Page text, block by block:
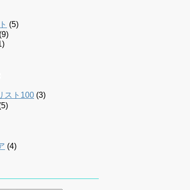
(5)
(9)
スト100 (3)
(4)